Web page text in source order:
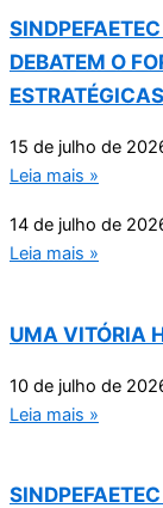
DEBATEM O
15 de julho de
Leia mais »
14 de julho de
Leia mais »
UMA VITÓRIA
10 de julho de
Leia mais »